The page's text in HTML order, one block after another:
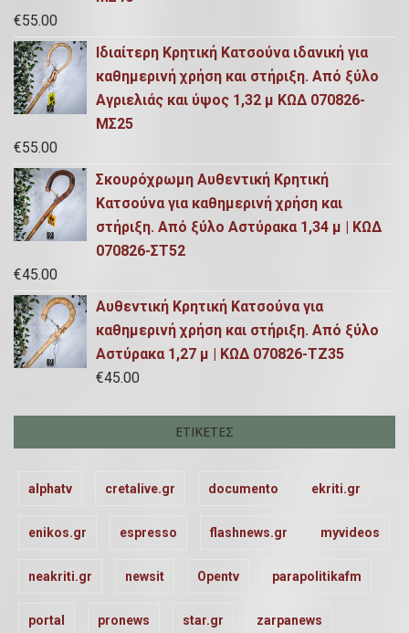
€55.00
Ιδιαίτερη Κρητική Kατσούνα ιδανική για
καθημερινή χρήση και στήριξη. Από ξύλο
Αγριελιάς και ύψος 1,32 μ ΚΩΔ 070826-
ΜΣ25
€55.00
Σκουρόχρωμη Αυθεντική Κρητική
Κατσούνα για καθημερινή χρήση και
στήριξη. Από ξύλο Αστύρακα 1,34 μ | ΚΩΔ
070826-ΣΤ52
€45.00
Αυθεντική Κρητική Κατσούνα για
καθημερινή χρήση και στήριξη. Από ξύλο
Αστύρακα 1,27 μ | ΚΩΔ 070826-ΤΖ35
€45.00
ΕΤΙΚΈΤΕΣ
alphatv cretalive.gr documento ekriti.gr
enikos.gr espresso flashnews.gr myvideos
neakriti.gr newsit Opentv parapolitikafm
portal pronews star.gr zarpanews